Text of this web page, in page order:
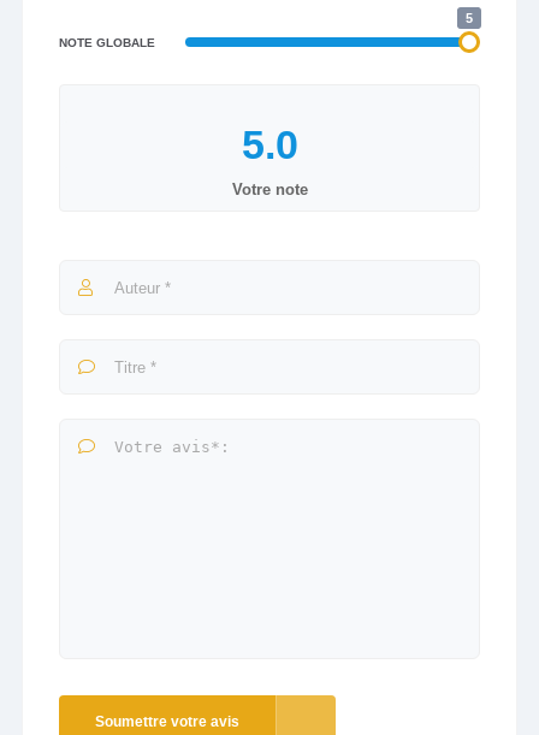
NOTE GLOBALE
5
Votre note
Soumettre votre avis